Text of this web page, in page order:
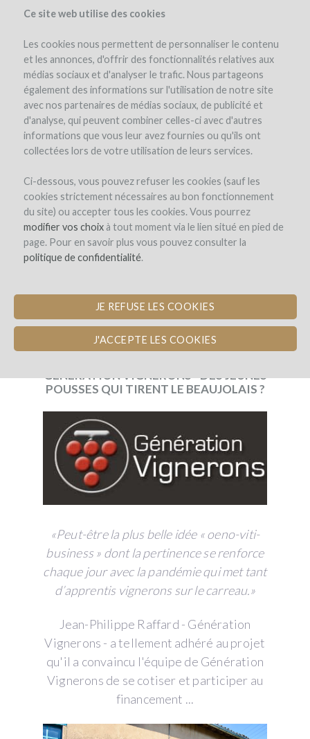
Ce site web utilise des cookies
Les cookies nous permettent de personnaliser le contenu
et les annonces, d'offrir des fonctionnalités relatives aux
médias sociaux et d'analyser le trafic. Nous partageons
également des informations sur l'utilisation de notre site
avec nos partenaires de médias sociaux, de publicité et
d'analyse, qui peuvent combiner celles-ci avec d'autres
informations que vous leur avez fournies ou qu'ils ont
collectées lors de votre utilisation de leurs services.
Ci-dessous, vous pouvez refuser les cookies (sauf les
cookies strictement nécessaires au bon fonctionnement
du site) ou accepter tous les cookies. Vous pourrez
modifier vos choixà tout moment via le lien situé en pied de
page. Pour en savoir plus vous pouvez consulter la
politique de confidentialité.
JE REFUSE LES COOKIES
J'ACCEPTE LES COOKIES
el proyecto el equipo detalles del proyecto los reembolsos en vino
noticias (3) winefunders(123)
Domaine des Jeunes Pousses
CREACIÓN DE LA PRIMERA
"INCUBADORA DE VITICULTORES"
publicado 28/07/2020
GÉNÉRATION VIGNERONS - DES JEUNES
POUSSES QUI TIRENT LE BEAUJOLAIS ?
«Peut-être la plus belle idée « oeno-viti-
business » dont la pertinence se renforce
chaque jour avec la pandémie qui met tant
d’apprentis vignerons sur le carreau.»
Jean-Philippe Raffard - Génération
Vignerons - a tellement adhéré au projet
qu'il a convaincu l'équipe de Génération
Vignerons de se cotiser et participer au
financement ...